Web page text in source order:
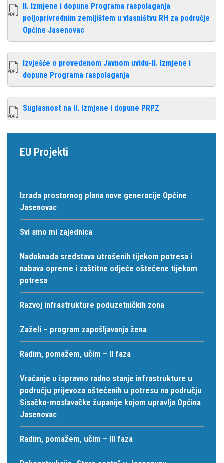
II. Izmjene i dopune Programa raspolaganja
poljoprivrednim zemljištem u vlasništvu RH za područje
Općine Jasenovac
Izvješće o provedenom Javnom uvidu-II. Izmjene i
dopune Programa raspolaganja
Suglasnost na II. Izmjene i dopune PRPZ
EU Projekti
Izrada prostornog plana nove generacije Općine
Jasenovac
Svi smo mi zajednica
Nadoknada sredstava utrošenih tijekom potresa i
nabava opreme i zaštitne odjeće oštećene tijekom
potresa
Razvoj infrastrukture poduzetničkih zona
Zaželi – program zapošljavanja žena
Radim, pomažem, učim – II faza
Vraćanje u ispravno radno stanje infrastrukture u
području prijevoza oštećenih u potresu na području
Sisačko-moslavačke županije kojom upravlja Općina
Jasenovac
Radim, pomažem, učim – III faza